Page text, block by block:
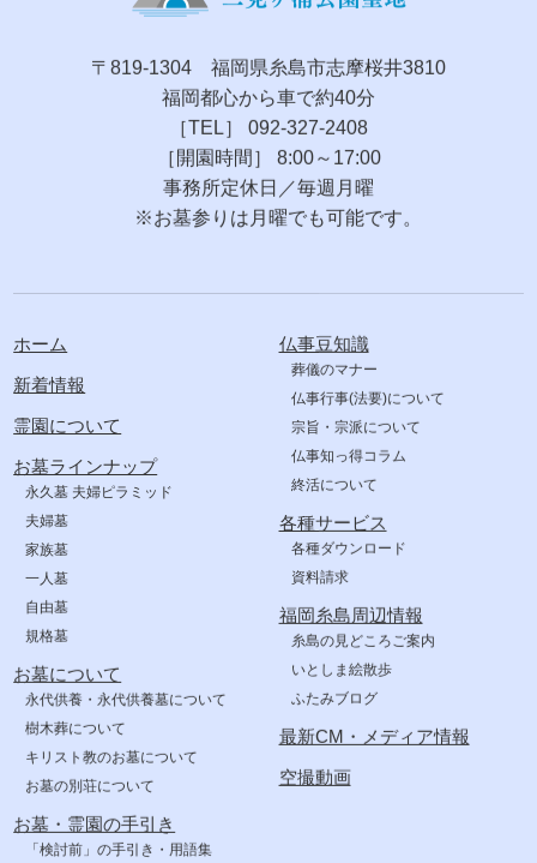
〒819-1304 福岡県糸島市志摩桜井3810
福岡都心から車で約40分
［TEL］ 092-327-2408
［開園時間］ 8:00～17:00
事務所定休日／毎週月曜
※お墓参りは月曜でも可能です。
ホーム
新着情報
霊園について
お墓ラインナップ
永久墓 夫婦ピラミッド
夫婦墓
家族墓
一人墓
自由墓
規格墓
お墓について
永代供養・永代供養墓について
樹木葬について
キリスト教のお墓について
お墓の別荘について
お墓・霊園の手引き
「検討前」の手引き・用語集
仏事豆知識
葬儀のマナー
仏事行事(法要)について
宗旨・宗派について
仏事知っ得コラム
終活について
各種サービス
各種ダウンロード
資料請求
福岡糸島周辺情報
糸島の見どころご案内
いとしま絵散歩
ふたみブログ
最新CM・メディア情報
空撮動画